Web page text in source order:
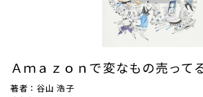
Ａｍａｚｏｎで変なもの売って
著者：谷山 浩子